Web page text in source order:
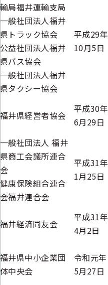
輸局福井運輸支局
一般社団法人福井
県トラック協会
公益社団法人福井
県バス協会
一般社団法人福井
県タクシー協会
平成29年
10月5日
福井県経営者協会
平成30年
6月29日
一般社団法人 福井
県商工会議所連合
会
健康保険組合連合
会福井連合会
平成31年
1月25日
福井経済同友会
平成31年
4月2日
福井県中小企業団
体中央会
令和元年
5月27日